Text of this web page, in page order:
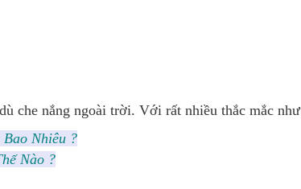
che nắng ngoài trời. Với rất nhiều thắc mắc
Nhiêu ?
Nào ?